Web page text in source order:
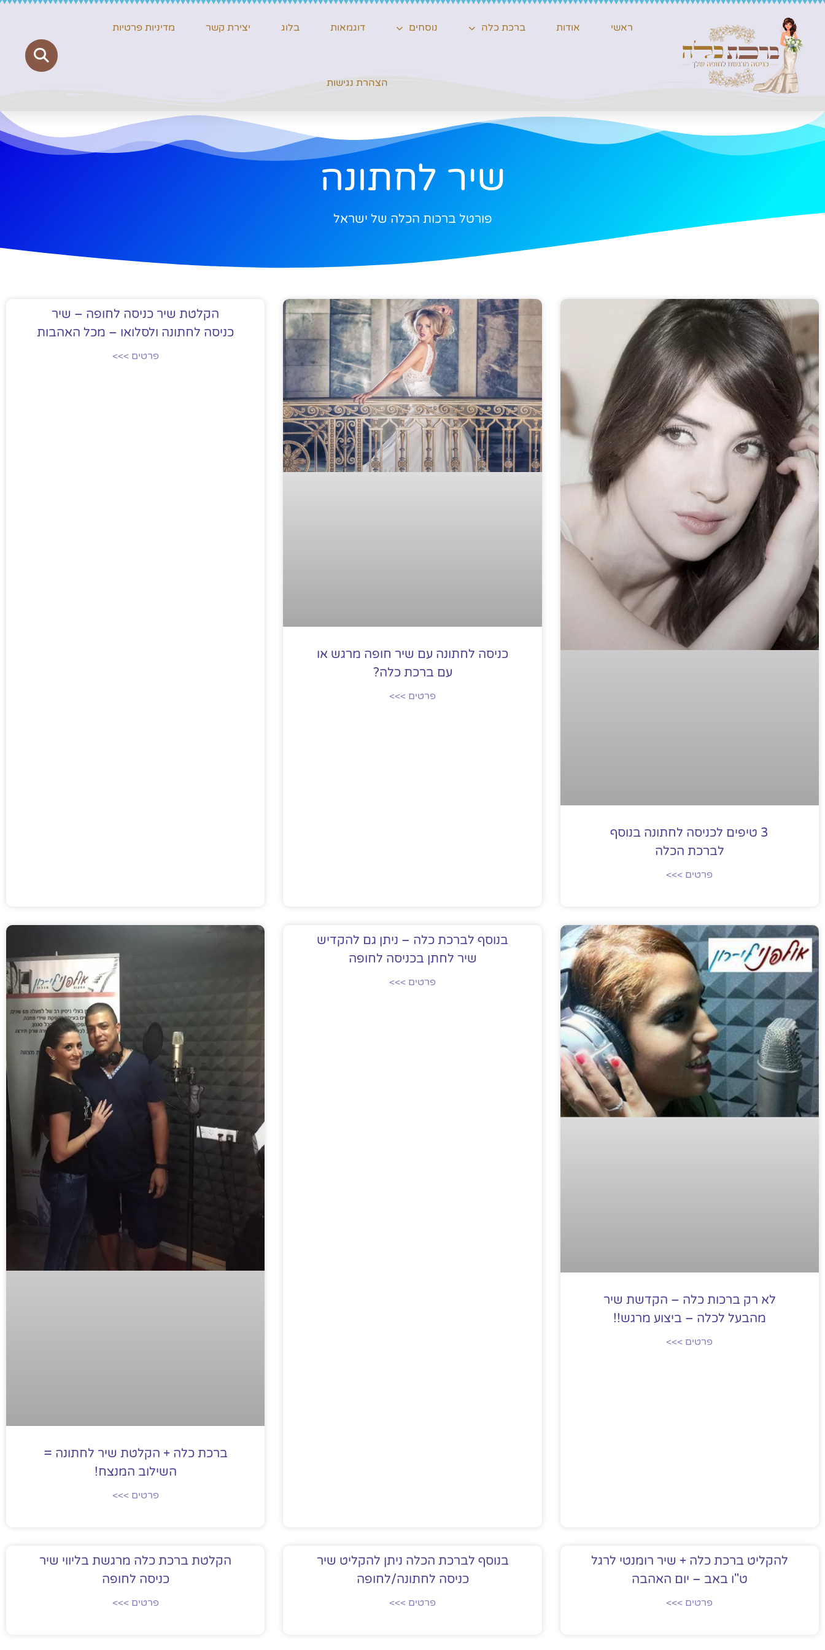
ראשי אודות ברכת כלה נוסחים דוגמאות בלוג יצירת קשר מדיניות פרטיות
הצהרת נגישות
שיר לחתונה
פורטל ברכות הכלה של ישראל
3 טיפים לכניסה לחתונה בנוסף
לברכת הכלה
פרטים >>>
כניסה לחתונה עם שיר חופה מרגש או
עם ברכת כלה?
פרטים >>>
הקלטת שיר כניסה לחופה – שיר
כניסה לחתונה ולסלואו – מכל האהבות
פרטים >>>
לא רק ברכות כלה – הקדשת שיר
מהבעל לכלה – ביצוע מרגש!!
פרטים >>>
בנוסף לברכת כלה – ניתן גם להקדיש
שיר לחתן בכניסה לחופה
פרטים >>>
ברכת כלה + הקלטת שיר לחתונה =
השילוב המנצח!
פרטים >>>
להקליט ברכת כלה + שיר רומנטי לרגל
ט"ו באב – יום האהבה
פרטים >>>
בנוסף לברכת הכלה ניתן להקליט שיר
כניסה לחתונה/לחופה
פרטים >>>
הקלטת ברכת כלה מרגשת בליווי שיר
כניסה לחופה
פרטים >>>